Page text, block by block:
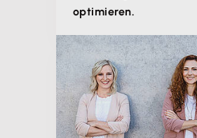
optimieren.